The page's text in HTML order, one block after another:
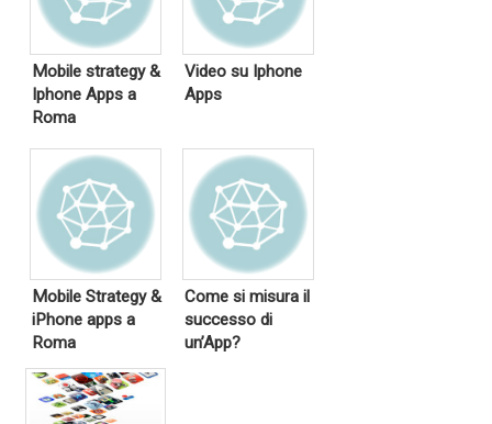
Mobile strategy &
Iphone Apps a
Roma
Video su Iphone
Apps
Mobile Strategy &
iPhone apps a
Roma
Come si misura il
successo di
un’App?